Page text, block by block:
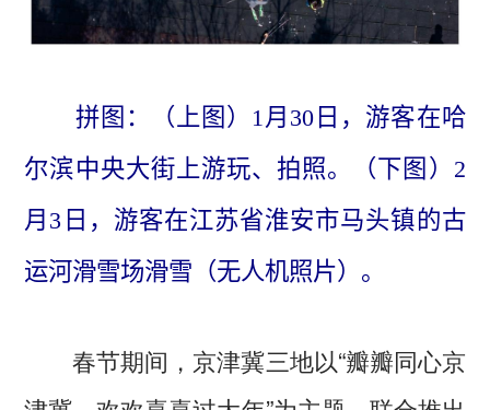
拼图：（上图）1月30日，游客在哈
尔滨中央大街上游玩、拍照。（下图）2
月3日，游客在江苏省淮安市马头镇的古
运河滑雪场滑雪（无人机照片）。
春节期间，京津冀三地以“瓣瓣同心京